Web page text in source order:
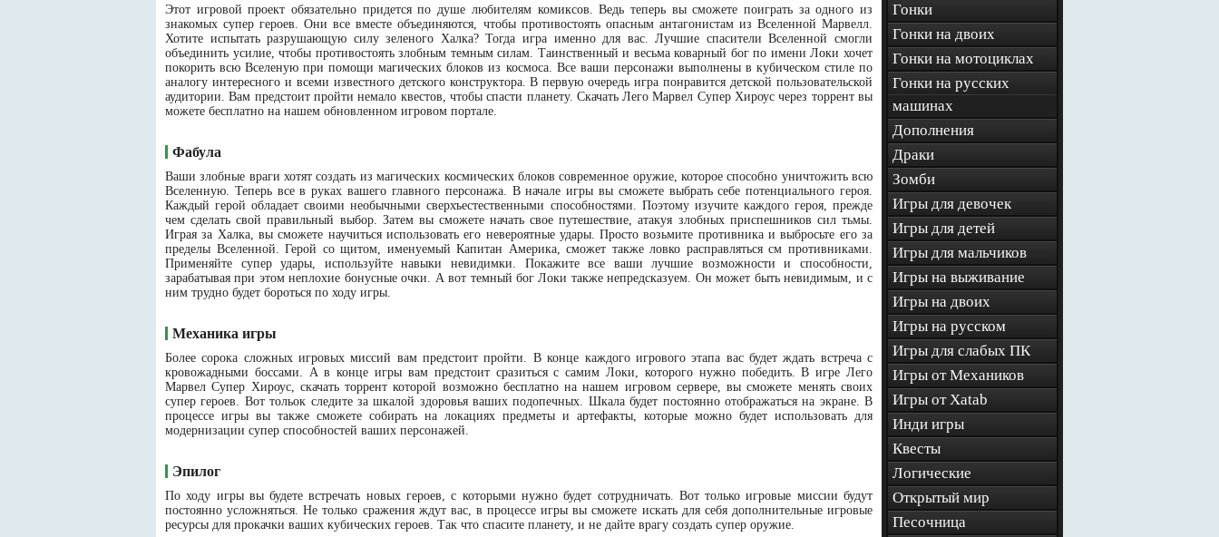
Этот игровой проект обязательно придется по душе любителям комиксов. Ведь теперь вы сможете поиграть за одного из
знакомых супер героев. Они все вместе объединяются, чтобы противостоять опасным антагонистам из Вселенной Марвелл.
Хотите испытать разрушающую силу зеленого Халка? Тогда игра именно для вас. Лучшие спасители Вселенной смогли
объединить усилие, чтобы противостоять злобным темным силам. Таинственный и весьма коварный бог по имени Локи хочет
покорить всю Вселеную при помощи магических блоков из космоса. Все ваши персонажи выполнены в кубическом стиле по
аналогу интересного и всеми известного детского конструктора. В первую очередь игра понравится детской пользовательской
аудитории. Вам предстоит пройти немало квестов, чтобы спасти планету. Скачать Лего Марвел Супер Хироус через торрент вы
можете бесплатно на нашем обновленном игровом портале.
Фабула
Ваши злобные враги хотят создать из магических космических блоков современное оружие, которое способно уничтожить всю
Вселенную. Теперь все в руках вашего главного персонажа. В начале игры вы сможете выбрать себе потенциального героя.
Каждый герой обладает своими необычными сверхъестественными способностями. Поэтому изучите каждого героя, прежде
чем сделать свой правильный выбор. Затем вы сможете начать свое путешествие, атакуя злобных приспешников сил тьмы.
Играя за Халка, вы сможете научиться использовать его невероятные удары. Просто возьмите противника и выбросьте его за
пределы Вселенной. Герой со щитом, именуемый Капитан Америка, сможет также ловко расправляться см противниками.
Применяйте супер удары, используйте навыки невидимки. Покажите все ваши лучшие возможности и способности,
зарабатывая при этом неплохие бонусные очки. А вот темный бог Локи также непредсказуем. Он может быть невидимым, и с
ним трудно будет бороться по ходу игры.
Механика игры
Более сорока сложных игровых миссий вам предстоит пройти. В конце каждого игрового этапа вас будет ждать встреча с
кровожадными боссами. А в конце игры вам предстоит сразиться с самим Локи, которого нужно победить. В игре Лего
Марвел Супер Хироус, скачать торрент которой возможно бесплатно на нашем игровом сервере, вы сможете менять своих
супер героев. Вот тольок следите за шкалой здоровья ваших подопечных. Шкала будет постоянно отображаться на экране. В
процессе игры вы также сможете собирать на локациях предметы и артефакты, которые можно будет использовать для
модернизации супер способностей ваших персонажей.
Эпилог
По ходу игры вы будете встречать новых героев, с которыми нужно будет сотрудничать. Вот только игровые миссии будут
постоянно усложняться. Не только сражения ждут вас, в процессе игры вы сможете искать для себя дополнительные игровые
ресурсы для прокачки ваших кубических героев. Так что спасите планету, и не дайте врагу создать супер оружие.
Гонки
Гонки на двоих
Гонки на мотоциклах
Гонки на русских
машинах
Дополнения
Драки
Зомби
Игры для девочек
Игры для детей
Игры для мальчиков
Игры на выживание
Игры на двоих
Игры на русском
Игры для слабых ПК
Игры от Механиков
Игры от Xatab
Инди игры
Квесты
Логические
Открытый мир
Песочница